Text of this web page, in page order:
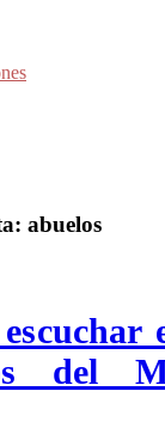
abuelos
del